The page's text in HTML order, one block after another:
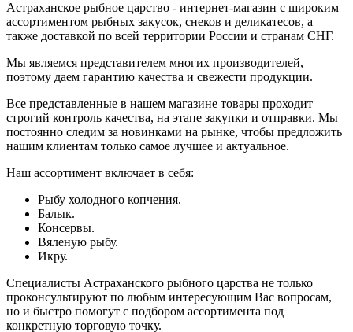
Астраханское рыбное царство - интернет-магазин с широким
ассортиментом рыбных закусок, снеков и деликатесов, а
также доставкой по всей территории России и странам СНГ.
Мы являемся представителем многих производителей,
поэтому даем гарантию качества и свежести продукции.
Все представленные в нашем магазине товары проходит
строгий контроль качества, на этапе закупки и отправки. Мы
постоянно следим за новинками на рынке, чтобы предложить
нашим клиентам только самое лучшее и актуальное.
Наш ассортимент включает в себя:
Рыбу холодного копчения.
Балык.
Консервы.
Вяленую рыбу.
Икру.
Специалисты Астраханского рыбного царства не только
проконсультируют по любым интересующим Вас вопросам,
но и быстро помогут с подбором ассортимента под
конкретную торговую точку.